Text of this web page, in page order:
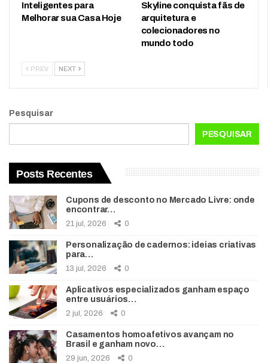
Inteligentes para
Melhorar sua Casa Hoje
Skyline conquista fãs de
arquitetura e
colecionadores no
mundo todo
PREV NEXT
Pesquisar
PESQUISAR
Posts Recentes
Cupons de desconto no Mercado Livre: onde
encontrar…
21 jul, 2026 0
Personalização de cadernos: ideias criativas
para…
13 jul, 2026 0
Aplicativos especializados ganham espaço
entre usuários…
2 jul, 2026 0
Casamentos homoafetivos avançam no
Brasil e ganham novo…
29 jun, 2026 0